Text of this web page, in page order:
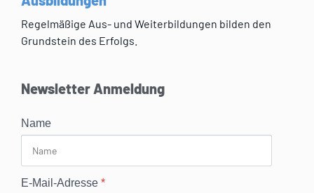
Regelmäßige Aus- und Weiterbildungen bilden den
Grundstein des Erfolgs.
Newsletter Anmeldung
Name
E-Mail-Adresse *